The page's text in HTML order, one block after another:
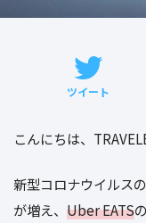
ツイート
こんにちは、
新型コロナウイルス
が増え、 Uber EATS